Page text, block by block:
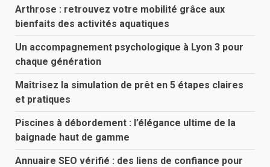
Arthrose : retrouvez votre mobilité grâce aux
bienfaits des activités aquatiques
Un accompagnement psychologique à Lyon 3 pour
chaque génération
Maîtrisez la simulation de prêt en 5 étapes claires
et pratiques
Piscines à débordement : l’élégance ultime de la
baignade haut de gamme
Annuaire SEO vérifié : des liens de confiance pour